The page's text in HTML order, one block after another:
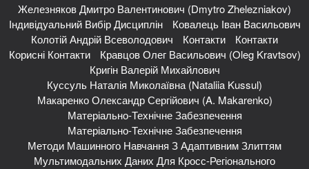
Железняков Дмитро Валентинович (Dmytro Zhelezniakov)
Індивідуальний Вибір Дисциплін
Ковалець Іван Васильович
Колотій Андрій Всеволодович
Контакти
Контакти
Корисні Контакти
Кравцов Олег Васильович (Oleg Kravtsov)
Кригін Валерій Михайлович
Куссуль Наталія Миколаївна (Nataliia Kussul)
Макаренко Олександр Сергійович (A. Makarenko)
Матеріально-Технічне Забезпечення
Матеріально-Технічне Забезпечення
Методи Машинного Навчання З Адаптивним Злиттям
Мультимодальних Даних Для Кросс-Регіонального